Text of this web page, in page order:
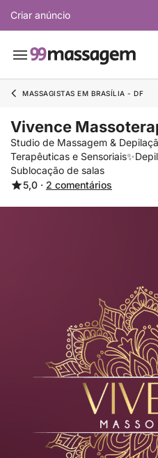
Criar anúncio
MASSAGISTAS EM BRASÍLIA - DF
Vivence
Studio de Massagem &
Terapêuticas e
Sublocação de salas
5,0 · 2 comentários